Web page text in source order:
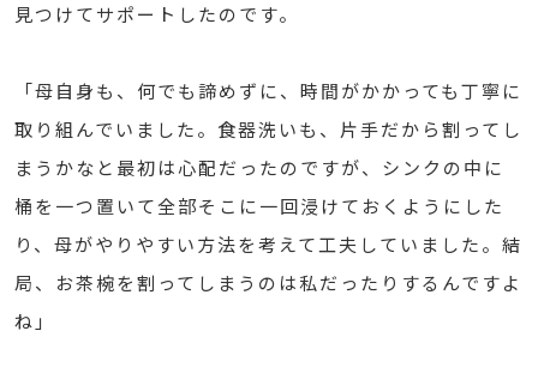
見つけてサポートしたのです。
「母自身も、何でも諦めずに、時間がかかっても丁寧に
取り組んでいました。食器洗いも、片手だから割ってし
まうかなと最初は心配だったのですが、シンクの中に
桶を一つ置いて全部そこに一回浸けておくようにした
り、母がやりやすい方法を考えて工夫していました。結
局、お茶椀を割ってしまうのは私だったりするんですよ
ね」